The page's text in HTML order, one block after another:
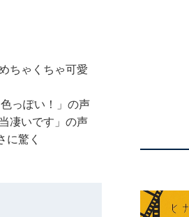
ちゃくちゃ可愛
っぽい！」の声
凄いです」の声
に驚く